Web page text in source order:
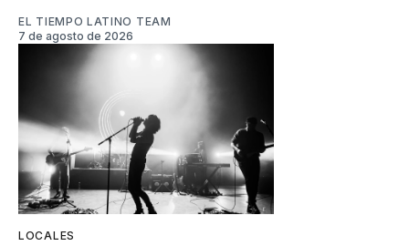
EL TIEMPO LATINO TEAM
7 de agosto de 2026
LOCALES